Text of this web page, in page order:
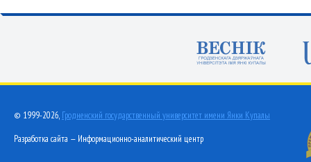
© 1999-2026, Гродненский государственный университет имени Янки Купалы
Разработка сайта — Информационно-аналитический центр